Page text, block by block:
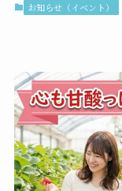
お知らせ（イベント）